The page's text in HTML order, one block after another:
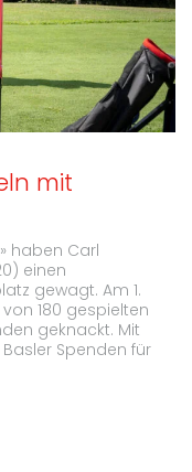
mit
haben Carl
einen
gewagt. Am 1.
180 gespielten
geknackt. Mit
Spenden für